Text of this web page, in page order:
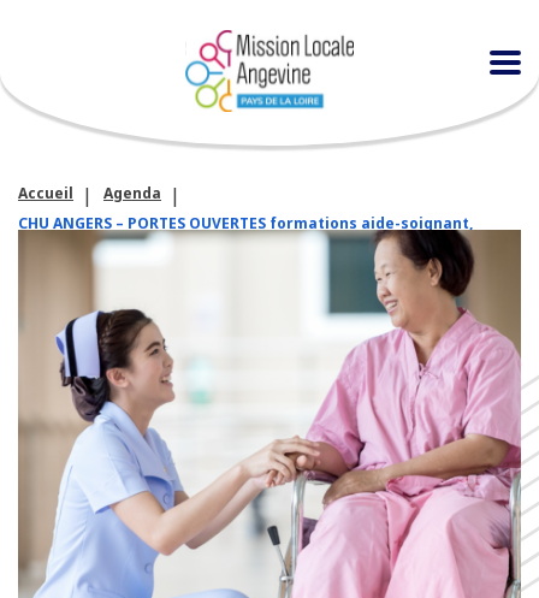
Accueil
Agenda
CHU ANGERS – PORTES OUVERTES formations aide-soignant,
infirmier, ambulancier (H/F)